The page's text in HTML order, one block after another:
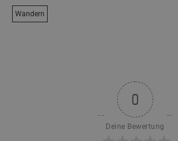
Wandern
0
Deine Bewertung